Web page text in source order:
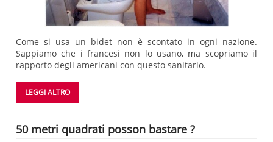
Come si usa un bidet non è scontato in ogni nazione.
Sappiamo che i francesi non lo usano, ma scopriamo il
rapporto degli americani con questo sanitario.
LEGGI ALTRO
50 metri quadrati posson bastare ?